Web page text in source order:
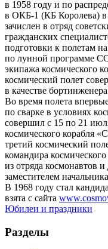
в 1958 году и по
в ОКБ-1 (КБ Королева) в
зачислен в отряд
гражданских
подготовки к полетам
по лунной программе
экипажа космического
космический полет
в качестве
Во время полета
по сварке в условиях
совершил с 15 по 21
космического корабля
третий космический
командира
из отряда космонавтов
заместителем
В 1968 году стал
взята с сайта
Юбилеи и праздники
Разделы